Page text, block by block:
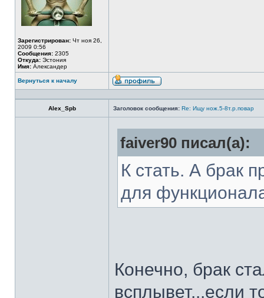
Зарегистрирован: Чт ноя 26,
2009 0:56
Сообщения: 2305
Откуда: Эстония
Имя: Александер
Вернуться к началу
Alex_Spb Заголовок сообщения: Re: Ищу нож.5-8т.р.повар
faiver90 писал(а):
К стать. А брак
для
Конечно, брак
всплывет...если